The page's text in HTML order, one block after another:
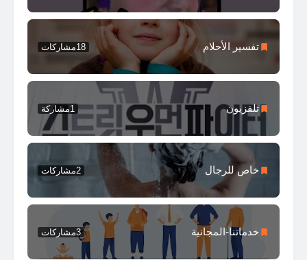
تفسير الأحلام 18مشاركات
تلفزيون 1مشاركة
خاص للرجال 2مشاركات
خدماتنا-المجانية 3مشاركات